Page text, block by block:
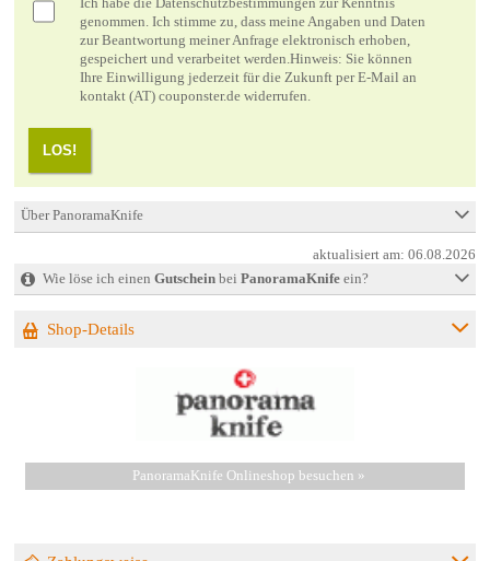
genommen. Ich stimme zu, dass meine Angaben und Daten
zur Beantwortung meiner Anfrage elektronisch erhoben,
gespeichert und verarbeitet werden.Hinweis: Sie können
Ihre Einwilligung jederzeit für die Zukunft per E-Mail an
kontakt (AT) couponster.de widerrufen.
LOS!
Über PanoramaKnife
aktualisiert am:06.08.2026
Wie löse ich einen Gutscheinbei PanoramaKnifeein?
Shop-Details
PanoramaKnife Onlineshop besuchen »